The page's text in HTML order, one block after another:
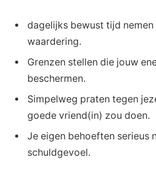
dagelijks bewust tijd
waardering.
Grenzen stellen​ die jouw⁤
beschermen.
Simpelweg praten tegen
goede vriend(in) zou doen.
Je eigen behoeften serieus
schuldgevoel.